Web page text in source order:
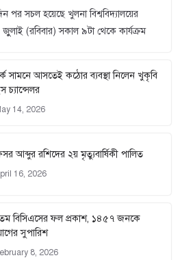
পর সচল হয়েছে খুলনা বিশ্ববিদ্যালয়ের
(রবিবার) সকাল ৯টা থেকে কার্যক্রম
সামনে আসতেই কঠোর ব্যবস্থা নিলেন খুকৃবি
চ্যান্সেলর
14, 2026
আব্দুর রশিদের ২য় মৃত্যুবার্ষিকী পালিত
16, 2026
বিসিএসের ফল প্রকাশ, ১৪৫৭ জনকে
সুপারিশ
8, 2026